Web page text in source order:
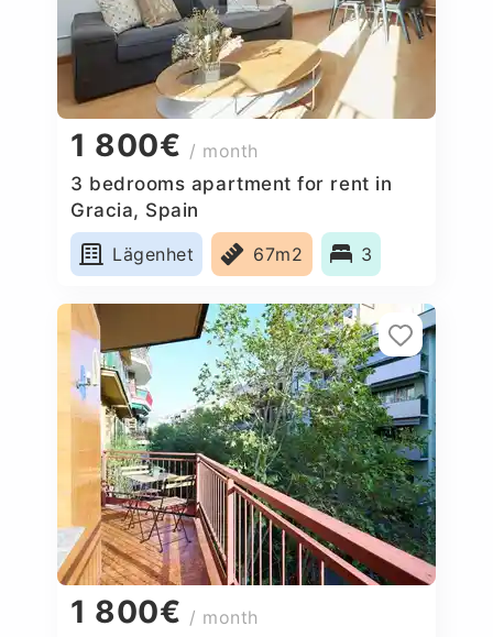
1 800€ / month
3 bedrooms apartment for rent in
Gracia, Spain
Lägenhet
67m2 3
1 800€ / month